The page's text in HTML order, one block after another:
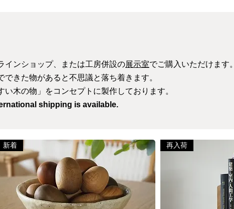
インショップ、または工房併設の展示室でご購入いただけます。
できた物があると不思議と落ち着きます。
い木の物」をコンセプトに製作しております。
shipping is available.
新着 再入荷